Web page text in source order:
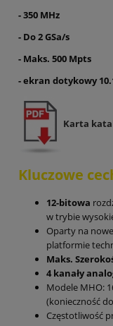
- 350 MHz
- Do 2 GSa/s
- Maks. 500 Mpts
-ekran dotykowy
Karta
Kluczowe
12-bitowa
w trybie
Oparty na
platformie
Maks.
4 kanały
Modele MHO:
(konieczność
Częstotliwość